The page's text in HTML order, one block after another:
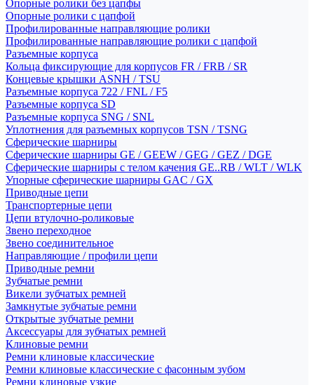
Опорные ролики без цапфы
Опорные ролики с цапфой
Профилированные направляющие ролики
Профилированные направляющие ролики с цапфой
Разъемные корпуса
Кольца фиксирующие для корпусов FR / FRB / SR
Концевые крышки ASNH / TSU
Разъемные корпуса 722 / FNL / F5
Разъемные корпуса SD
Разъемные корпуса SNG / SNL
Уплотнения для разъемных корпусов TSN / TSNG
Сферические шарниры
Сферические шарниры GE / GEEW / GEG / GEZ / DGE
Сферические шарниры с телом качения GE..RB / WLT / WLK
Упорные сферические шарниры GAC / GX
Приводные цепи
Транспортерные цепи
Цепи втулочно-роликовые
Звено переходное
Звено соединительное
Направляющие / профили цепи
Приводные ремни
Зубчатые ремни
Викели зубчатых ремней
Замкнутые зубчатые ремни
Открытые зубчатые ремни
Аксессуары для зубчатых ремней
Клиновые ремни
Ремни клиновые классические
Ремни клиновые классические с фасонным зубом
Ремни клиновые узкие